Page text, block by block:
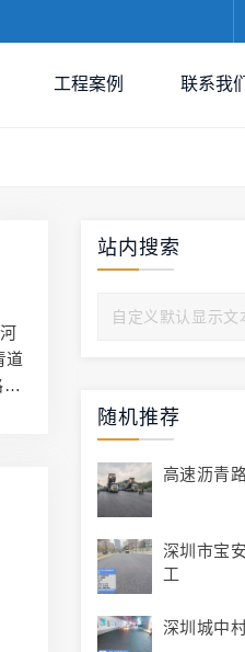
工程案例 联系我们
道
站内搜索
随机推荐
高速沥青
深圳市宝
工
深圳城中